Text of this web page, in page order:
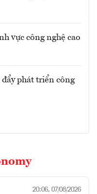
vực công nghệ cao
phát triển công
20:06, 07/08/2026